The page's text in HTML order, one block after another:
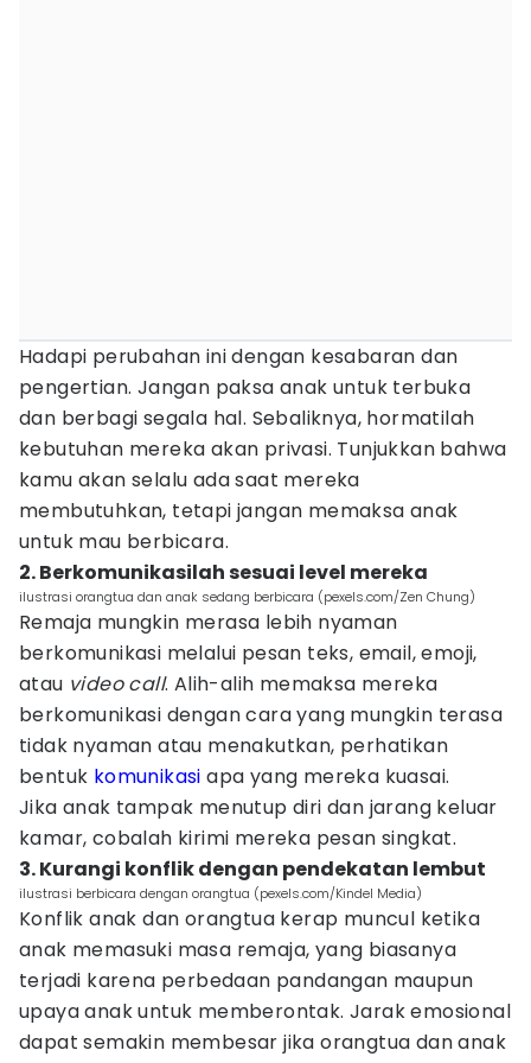
Hadapi perubahan ini dengan kesabaran dan
pengertian. Jangan paksa anak untuk terbuka
dan berbagi segala hal. Sebaliknya, hormatilah
kebutuhan mereka akan privasi. Tunjukkan bahwa
kamu akan selalu ada saat mereka
membutuhkan, tetapi jangan memaksa anak
untuk mau berbicara.
2. Berkomunikasilah sesuai level mereka
ilustrasi orangtua dan anak sedang berbicara (pexels.com/Zen Chung)
Remaja mungkin merasa lebih nyaman
berkomunikasi melalui pesan teks, email, emoji,
atau video call. Alih-alih memaksa mereka
berkomunikasi dengan cara yang mungkin terasa
tidak nyaman atau menakutkan, perhatikan
bentuk komunikasi apa yang mereka kuasai.
Jika anak tampak menutup diri dan jarang keluar
kamar, cobalah kirimi mereka pesan singkat.
3. Kurangi konflik dengan pendekatan lembut
ilustrasi berbicara dengan orangtua (pexels.com/Kindel Media)
Konflik anak dan orangtua kerap muncul ketika
anak memasuki masa remaja, yang biasanya
terjadi karena perbedaan pandangan maupun
upaya anak untuk memberontak. Jarak emosional
dapat semakin membesar jika orangtua dan anak